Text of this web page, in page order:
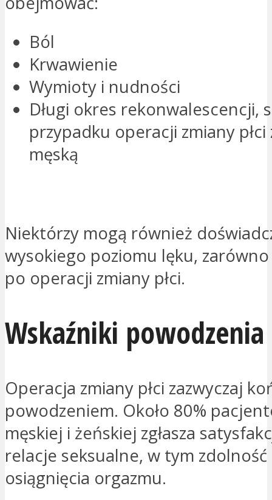
Ból
Krwawienie
Wymioty i nudności
Długi okres rekonwalescencji,
przypadku operacji zmiany płci
męską
Niektórzy mogą również
wysokiego poziomu lęku,
po operacji zmiany płci.
Wskaźniki powodzenia
Operacja zmiany płci zazwyczaj
powodzeniem. Około 80%
męskiej i żeńskiej zgłasza
relacje seksualne, w tym
osiągnięcia orgazmu.